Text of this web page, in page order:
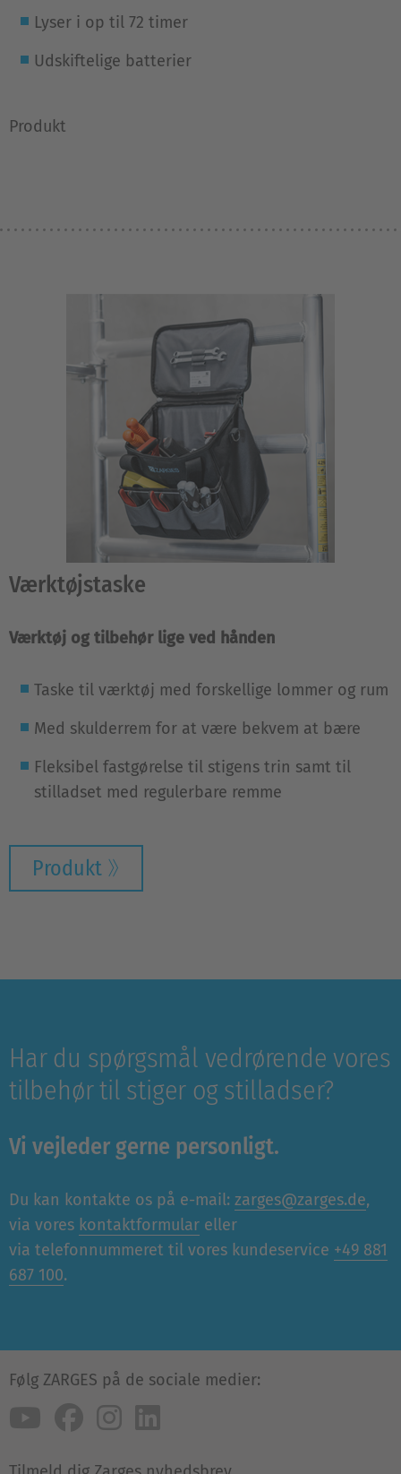
Lyser i op til 72 timer
Udskiftelige batterier
Produkt
Værktøjstaske
Værktøj og tilbehør lige ved hånden
Taske til værktøj med forskellige lommer og rum
Med skulderrem for at være bekvem at bære
Fleksibel fastgørelse til stigens trin samt til
stilladset med regulerbare remme
Produkt
Har du spørgsmål vedrørende vores
tilbehør til stiger og stilladser?
Vi vejleder gerne personligt.
Du kan kontakte os på e-mail: zarges@zarges.de,
via vores kontaktformular eller
via telefonnummeret til vores kundeservice +49 881
687 100.
Følg ZARGES på de sociale medier: